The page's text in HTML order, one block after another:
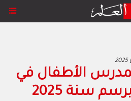
الأطفال في
سنة 2025